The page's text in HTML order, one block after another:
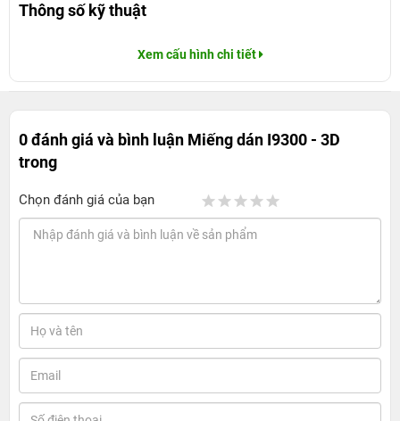
Thông số kỹ thuật
Xem cấu hình chi tiết
0 đánh giá và bình luận Miếng dán I9300 - 3D
trong
Chọn đánh giá của bạn